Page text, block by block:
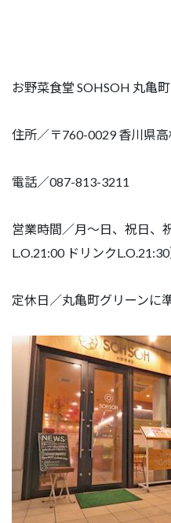
お野菜食堂 SOHSOH 丸亀
住所／〒760-0029 香川県
電話／087-813-3211
営業時間／月〜日、祝日、
L.O.21:00 ドリンクL.O.21:30
定休日／丸亀町グリーンに